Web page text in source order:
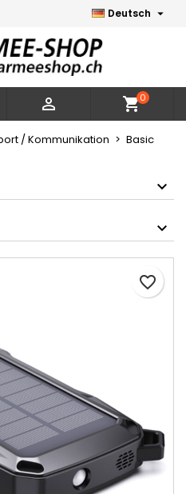
Deutsch 
 shopping_cart0
/ Kommunikation
Basic
favorite_border
×
×
×
um Artikel Ihrer
können.
Anmelden